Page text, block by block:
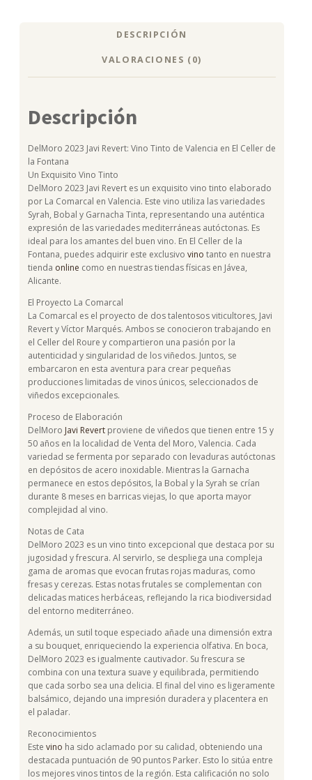
DESCRIPCIÓN
VALORACIONES (0)
Descripción
DelMoro 2023 Javi Revert: Vino Tinto de Valencia en El Celler de
la Fontana
Un Exquisito Vino Tinto
DelMoro 2023 Javi Revert es un exquisito vino tinto elaborado
por La Comarcal en Valencia. Este vino utiliza las variedades
Syrah, Bobal y Garnacha Tinta, representando una auténtica
expresión de las variedades mediterráneas autóctonas. Es
ideal para los amantes del buen vino. En El Celler de la
Fontana, puedes adquirir este exclusivo vino tanto en nuestra
tienda online como en nuestras tiendas físicas en Jávea,
Alicante.
El Proyecto La Comarcal
La Comarcal es el proyecto de dos talentosos viticultores, Javi
Revert y Víctor Marqués. Ambos se conocieron trabajando en
el Celler del Roure y compartieron una pasión por la
autenticidad y singularidad de los viñedos. Juntos, se
embarcaron en esta aventura para crear pequeñas
producciones limitadas de vinos únicos, seleccionados de
viñedos excepcionales.
Proceso de Elaboración
DelMoro Javi Revert proviene de viñedos que tienen entre 15 y
50 años en la localidad de Venta del Moro, Valencia. Cada
variedad se fermenta por separado con levaduras autóctonas
en depósitos de acero inoxidable. Mientras la Garnacha
permanece en estos depósitos, la Bobal y la Syrah se crían
durante 8 meses en barricas viejas, lo que aporta mayor
complejidad al vino.
Notas de Cata
DelMoro 2023 es un vino tinto excepcional que destaca por su
jugosidad y frescura. Al servirlo, se despliega una compleja
gama de aromas que evocan frutas rojas maduras, como
fresas y cerezas. Estas notas frutales se complementan con
delicadas matices herbáceas, reflejando la rica biodiversidad
del entorno mediterráneo.
Además, un sutil toque especiado añade una dimensión extra
a su bouquet, enriqueciendo la experiencia olfativa. En boca,
DelMoro 2023 es igualmente cautivador. Su frescura se
combina con una textura suave y equilibrada, permitiendo
que cada sorbo sea una delicia. El final del vino es ligeramente
balsámico, dejando una impresión duradera y placentera en
el paladar.
Reconocimientos
Este vino ha sido aclamado por su calidad, obteniendo una
destacada puntuación de 90 puntos Parker. Esto lo sitúa entre
los mejores vinos tintos de la región. Esta calificación no solo